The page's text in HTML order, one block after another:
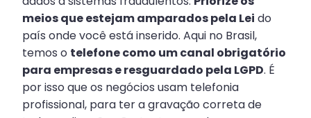
meios que estejam amparados pela Lei do
país onde você está inserido. Aqui no Brasil,
temos o telefone como um canal obrigatório
para empresas e resguardado pela LGPD. É
por isso que os negócios usam telefonia
profissional, para ter a gravação correta de